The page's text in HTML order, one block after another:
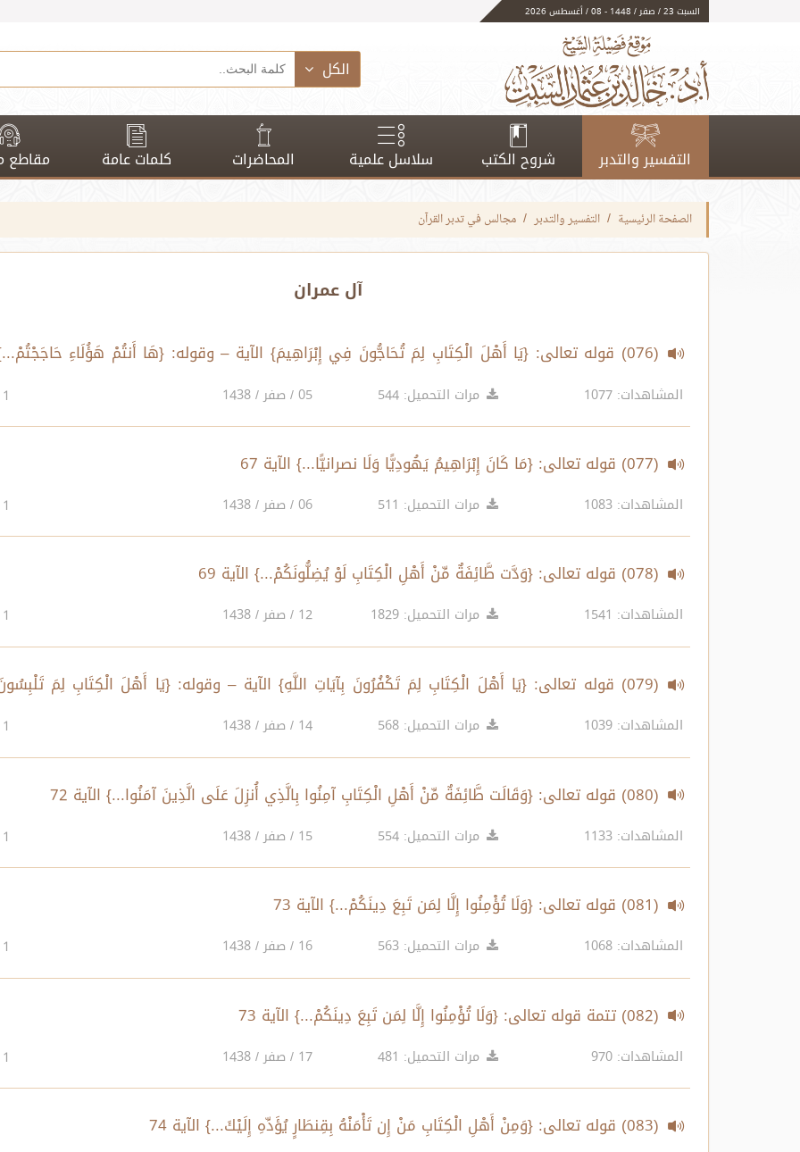
السبت 23 / صفر / 1448 - 08 / أغسطس 2026
الكل
التفسير والتدبر شروح الكتب سلاسل علمية المحاضرات كلمات عامة مقاطع
الصفحة الرئيسية التفسير والتدبر مجالس في تدبر القرآن
آل عمران
(076) قوله تعالى: {يَا أَهْلَ الْكِتَابِ لِمَ تُحَاجُّونَ فِي إِبْرَاهِيمَ} الآية – وقوله: {هَا أَنتُمْ هَؤُلَاءِ
الآيات 65-66
المشاهدات: 1077 مرات التحميل: 544 05 / صفر / 1438 1
(077) قوله تعالى: {مَا كَانَ إِبْرَاهِيمُ يَهُودِيًّا وَلَا نصرانيًّا...} الآية 67
المشاهدات: 1083 مرات التحميل: 511 06 / صفر / 1438 1
(078) قوله تعالى: {وَدَّت طَّائِفَةٌ مِّنْ أَهْلِ الْكِتَابِ لَوْ يُضِلُّونَكُمْ...} الآية 69
المشاهدات: 1541 مرات التحميل: 1829 12 / صفر / 1438 1
(079) قوله تعالى: {يَا أَهْلَ الْكِتَابِ لِمَ تَكْفُرُونَ بِآيَاتِ اللَّهِ} الآية – وقوله: {يَا أَهْلَ الْكِتَابِ لِمَ
الْحَقَّ بِالْبَاطِلِ...} الآيات 70-71
المشاهدات: 1039 مرات التحميل: 568 14 / صفر / 1438 1
(080) قوله تعالى: {وَقَالَت طَّائِفَةٌ مِّنْ أَهْلِ الْكِتَابِ آمِنُوا بِالَّذِي أُنزِلَ عَلَى الَّذِينَ آمَنُوا...} الآية 72
المشاهدات: 1133 مرات التحميل: 554 15 / صفر / 1438 1
(081) قوله تعالى: {وَلَا تُؤْمِنُوا إِلَّا لِمَن تَبِعَ دِينَكُمْ...} الآية 73
المشاهدات: 1068 مرات التحميل: 563 16 / صفر / 1438 1
(082) تتمة قوله تعالى: {وَلَا تُؤْمِنُوا إِلَّا لِمَن تَبِعَ دِينَكُمْ...} الآية 73
المشاهدات: 970 مرات التحميل: 481 17 / صفر / 1438 1
(083) قوله تعالى: {وَمِنْ أَهْلِ الْكِتَابِ مَنْ إِن تَأْمَنْهُ بِقِنطَارٍ يُؤَدِّهِ إِلَيْكَ...} الآية 74